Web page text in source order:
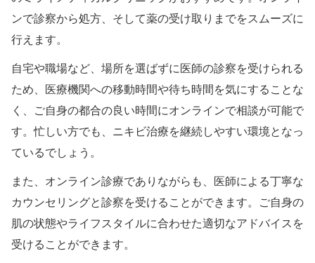
ンで診察から処方、そして薬の受け取りまでをスムーズに
行えます。
自宅や職場など、場所を選ばずに医師の診察を受けられる
ため、医療機関への移動時間や待ち時間を気にすることな
く、ご自身の都合の良い時間にオンラインで相談が可能で
す。忙しい方でも、ニキビ治療を継続しやすい環境となっ
ているでしょう。
また、オンライン診療でありながらも、医師による丁寧な
カウンセリングと診察を受けることができます。ご自身の
肌の状態やライフスタイルに合わせた適切なアドバイスを
受けることができます。